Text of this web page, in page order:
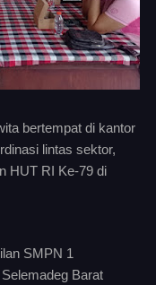
bertempat di kantor
lintas sektor,
HUT RI Ke-79 di
SMPN 1
Barat